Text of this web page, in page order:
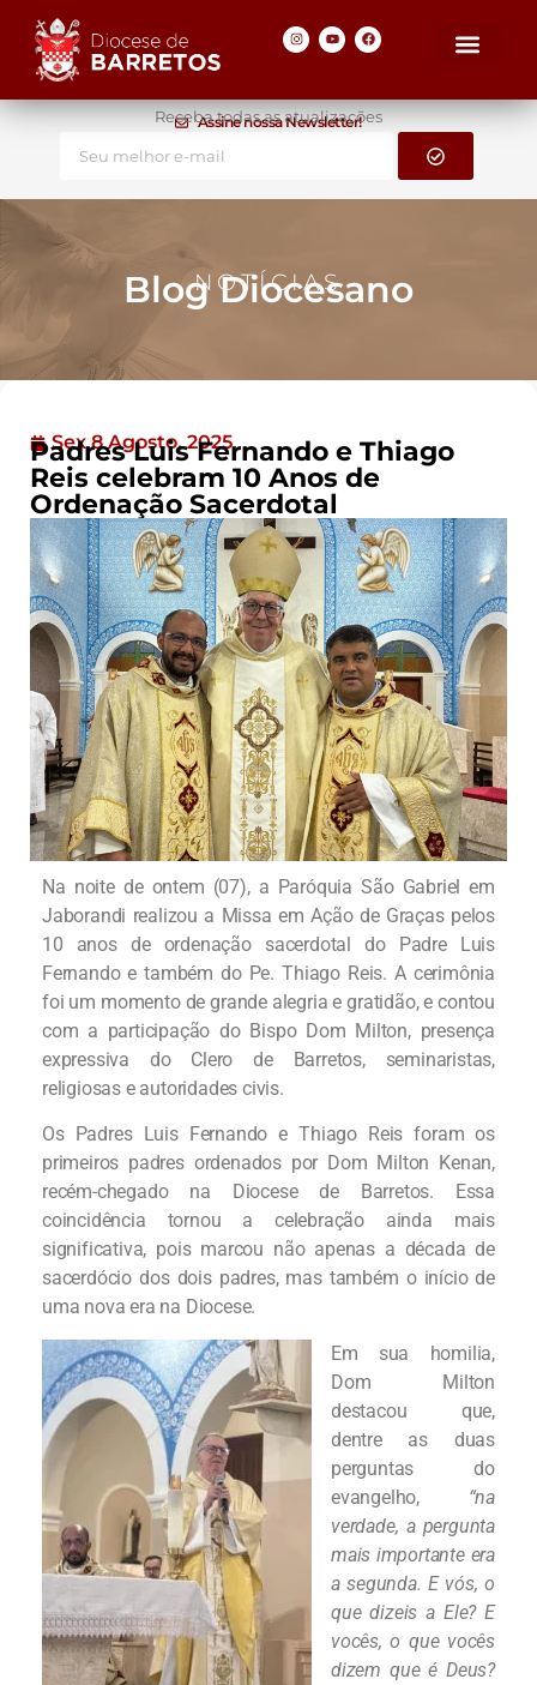
Assine nossa Newsletter!
Receba todas as atualizações
NOTÍCIAS
Blog Diocesano
Sex 8 Agosto, 2025
Padres Luis Fernando e Thiago
Reis celebram 10 Anos de
Ordenação Sacerdotal
Na noite de ontem (07), a Paróquia São Gabriel em
Jaborandi realizou a Missa em Ação de Graças pelos
10 anos de ordenação sacerdotal do Padre Luis
Fernando e também do Pe. Thiago Reis. A cerimônia
foi um momento de grande alegria e gratidão, e contou
com a participação do Bispo Dom Milton, presença
expressiva do Clero de Barretos, seminaristas,
religiosas e autoridades civis.
Os Padres Luis Fernando e Thiago Reis foram os
primeiros padres ordenados por Dom Milton Kenan,
recém-chegado na Diocese de Barretos. Essa
coincidência tornou a celebração ainda mais
significativa, pois marcou não apenas a década de
sacerdócio dos dois padres, mas também o início de
uma nova era na Diocese.
Em sua homilia,
Dom Milton
destacou que,
dentre as duas
perguntas do
evangelho, “na
verdade, a pergunta
mais importante era
a segunda. E vós, o
que dizeis a Ele? E
vocês, o que vocês
dizem que é Deus?